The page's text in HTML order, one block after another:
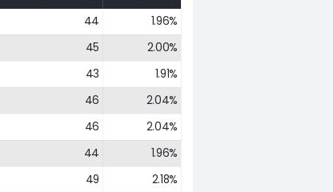
44
1.96%
45
2.00%
43
1.91%
46
2.04%
46
2.04%
44
1.96%
49
2.18%